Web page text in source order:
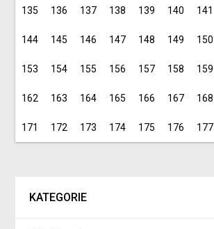
135 136 137 138 139 140 141
144 145 146 147 148 149 150
153 154 155 156 157 158 159
162 163 164 165 166 167 168
171 172 173 174 175 176 177
KATEGORIE